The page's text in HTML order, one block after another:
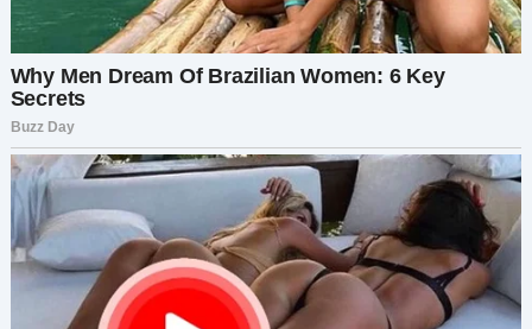
сделала ошибки, но нашла в себе силы
признать их и начать сначала. А мы, её бабушка
и дедушка, всегда будем рядом — с открытыми
объятиями и сердцем, полным любви.